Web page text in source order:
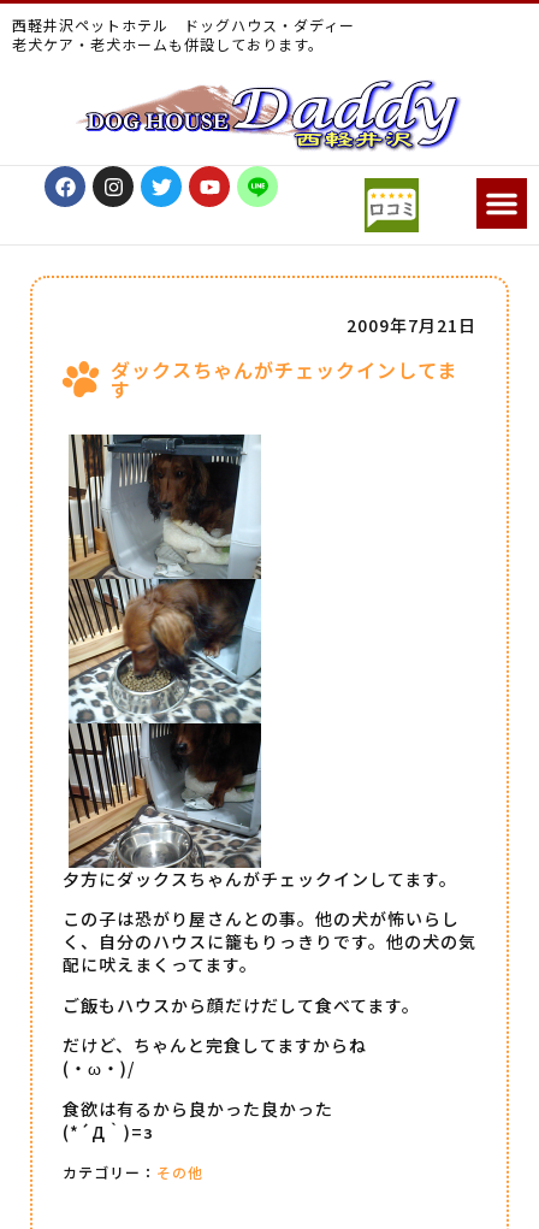
西軽井沢ペットホテル ドッグハウス・ダディー
老犬ケア・老犬ホームも併設しております。
ダックスちゃんがチェックインしてま
す
2009年7月21日
夕方にダックスちゃんがチェックインしてます。
この子は恐がり屋さんとの事。他の犬が怖いらし
く、自分のハウスに籠もりっきりです。他の犬の気
配に吠えまくってます。
ご飯もハウスから顔だけだして食べてます。
だけど、ちゃんと完食してますからね
(・ω・)/
食欲は有るから良かった良かった
(*´Д｀)=з
カテゴリー： その他